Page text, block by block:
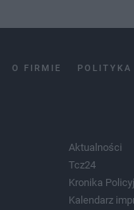
O FIRMIE POLITYKA
Aktualności
Tcz24
Kronika
Kalendarz